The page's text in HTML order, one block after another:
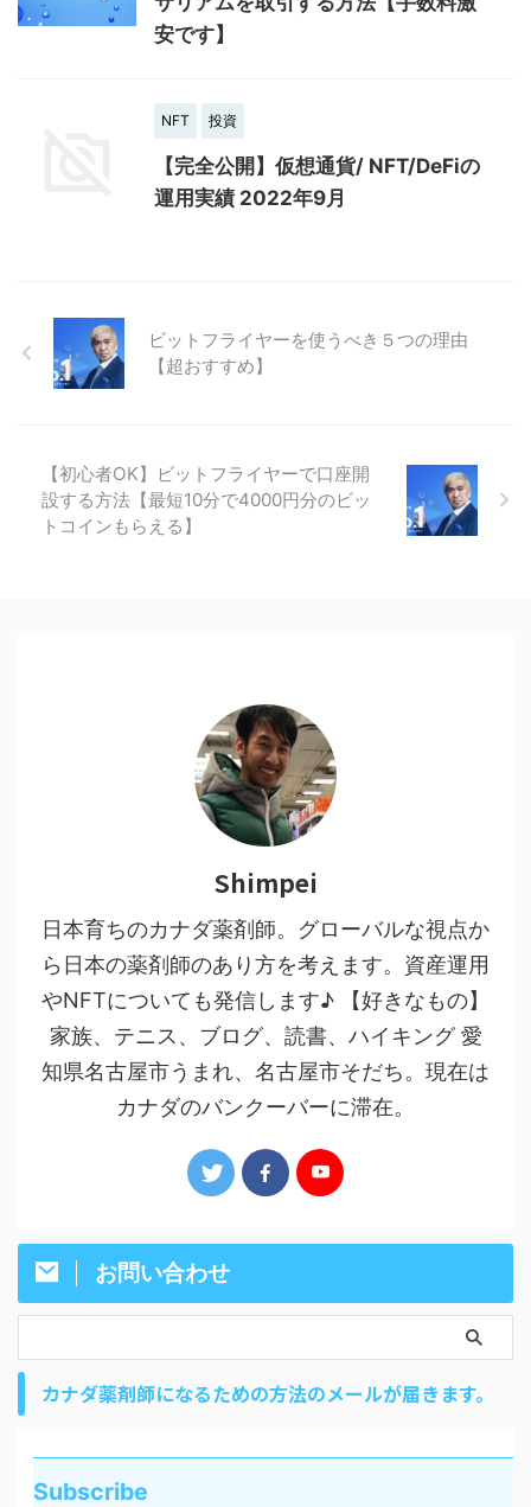
安です】
NFT 投資
【完全公開】仮想通貨/ NFT/DeFiの
運用実績 2022年9月
ビットフライヤーを使うべき５つの理由
【超おすすめ】
【初心者OK】ビットフライヤーで口座開
設する方法【最短10分で4000円分のビッ
トコインもらえる】
Shimpei
日本育ちのカナダ薬剤師。グローバルな視点か
ら日本の薬剤師のあり方を考えます。資産運用
やNFTについても発信します♪ 【好きなもの】
家族、テニス、ブログ、読書、ハイキング 愛
知県名古屋市うまれ、名古屋市そだち。現在は
カナダのバンクーバーに滞在。
お問い合わせ
カナダ薬剤師になるための方法のメールが届きます。
Subscribe